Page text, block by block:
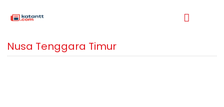
Nusa Tenggara Timur